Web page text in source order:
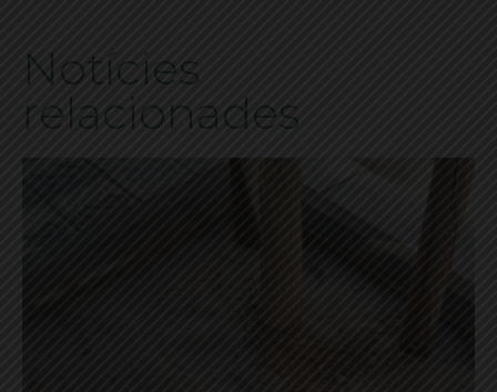
Notícies
relacionades